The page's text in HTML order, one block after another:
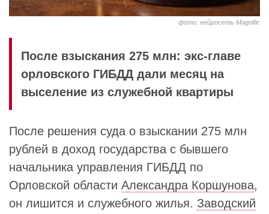
фото: нейросеть Мagnific
После взыскания 275 млн: экс-главе
орловского ГИБДД дали месяц на
выселение из служебной квартиры
После решения суда о взыскании 275 млн
рублей в доход государства с бывшего
начальника управления ГИБДД по
Орловской области Александра Коршунова,
он лишится и служебного жилья. Заводский